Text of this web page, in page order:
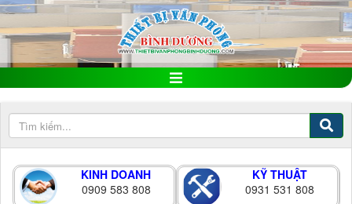
KINH DOANH
0909 583 808
KỸ THUẬT
0931 531 808